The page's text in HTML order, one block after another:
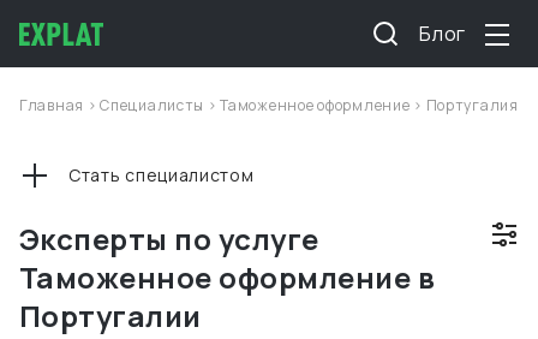
Блог
Главная >Специалисты >Таможенное оформление > Португалия
Эксперты по услуге
Таможенное оформление в
Португалии
Стать специалистом